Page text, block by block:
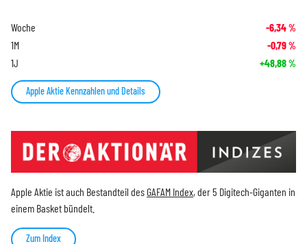
Woche -6,34%
1M -0,79%
1J +48,88%
Apple Aktie Kennzahlen und Details
Apple Aktie ist auch Bestandteil desGAFAM Index, der 5 Digitech-Giganten in
einem Basket bündelt.
Zum Index